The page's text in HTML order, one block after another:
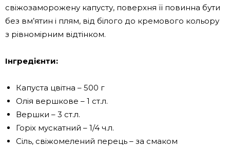
свіжозаморожену капусту, поверхня її повинна бути
без вм’ятин і плям, від білого до кремового кольору
з рівномірним відтінком.
Інгредієнти:
Капуста цвітна – 500 г
Олія вершкове – 1 ст.л.
Вершки – 3 ст.л.
Горіх мускатний – 1/4 ч.л.
Сіль, свіжомелений перець – за смаком